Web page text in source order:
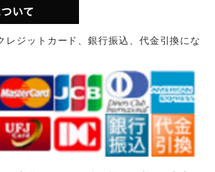
レジットカード、銀行振込、代金引換にな